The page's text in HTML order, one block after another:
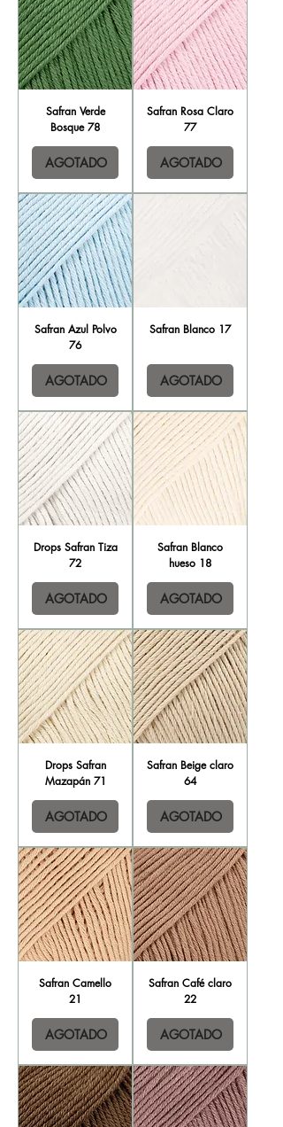
Safran Verde
Bosque 78
AGOTADO
Safran Rosa Claro
77
AGOTADO
Safran Azul Polvo
76
AGOTADO
Safran Blanco 17
AGOTADO
Drops Safran Tiza
72
AGOTADO
Safran Blanco
hueso 18
AGOTADO
Drops Safran
Mazapán 71
AGOTADO
Safran Beige claro
64
AGOTADO
Safran Camello
21
AGOTADO
Safran Café claro
22
AGOTADO